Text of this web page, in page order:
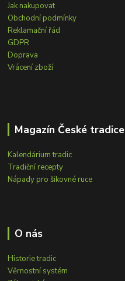
Jak nakupovat
Obchodní podmínky
Reklamační řád
GDPR
Doprava
Vrácení zboží
Magazín České tradice
Kalendárium tradic
Tradiční recepty
Nápady pro šikovné ruce
O nás
Historie tradic
Věrnostní systém